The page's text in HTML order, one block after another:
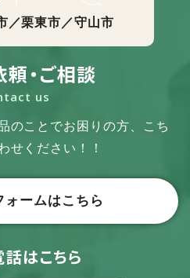
／栗東市／守山市
・ご相談
us
のことでお困りの方、
こち
せください！！
ォームはこちら
話はこちら